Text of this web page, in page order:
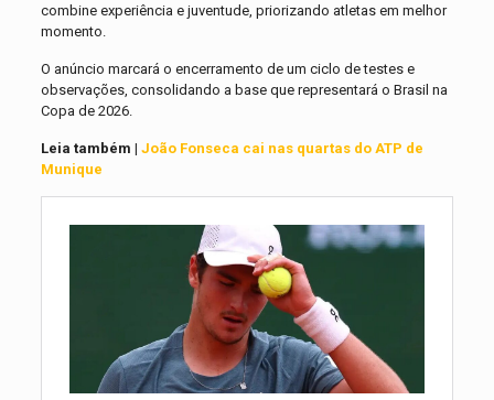
combine experiência e juventude, priorizando atletas em melhor
momento.
O anúncio marcará o encerramento de um ciclo de testes e
observações, consolidando a base que representará o Brasil na
Copa de 2026.
Leia também | João Fonseca cai nas quartas do ATP de
Munique